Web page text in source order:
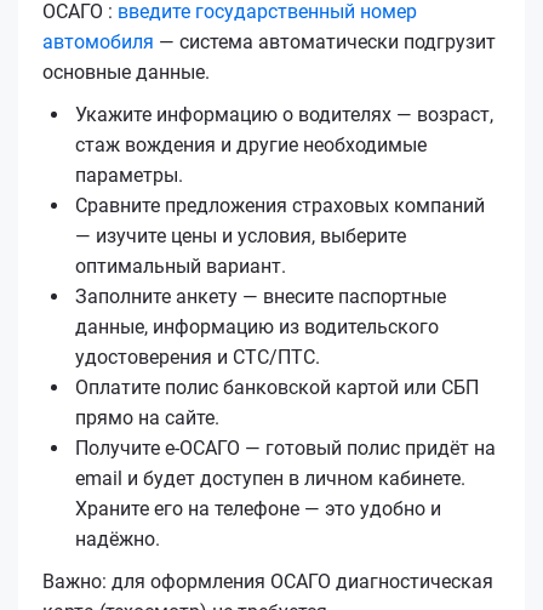
ОСАГО : введите государственный номер
автомобиля — система автоматически подгрузит
основные данные.
Укажите информацию о водителях — возраст,
стаж вождения и другие необходимые
параметры.
Сравните предложения страховых компаний
— изучите цены и условия, выберите
оптимальный вариант.
Заполните анкету — внесите паспортные
данные, информацию из водительского
удостоверения и СТС/ПТС.
Оплатите полис банковской картой или СБП
прямо на сайте.
Получите е‑ОСАГО — готовый полис придёт на
email и будет доступен в личном кабинете.
Храните его на телефоне — это удобно и
надёжно.
Важно: для оформления ОСАГО диагностическая